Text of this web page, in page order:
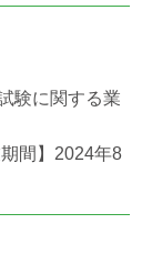
実際に活躍さ
ンサルティン
や有用性を
験に関する業
年8
るお問い合
活動法人キャ